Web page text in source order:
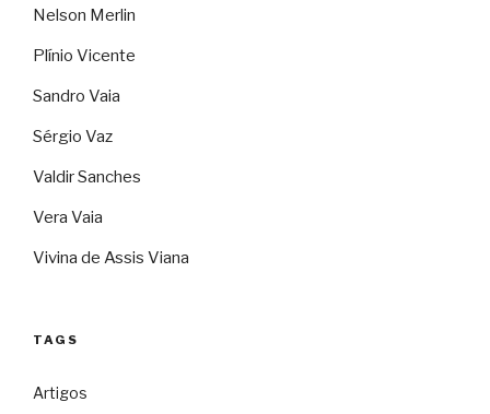
Nelson Merlin
Plínio Vicente
Sandro Vaia
Sérgio Vaz
Valdir Sanches
Vera Vaia
Vivina de Assis Viana
TAGS
Artigos